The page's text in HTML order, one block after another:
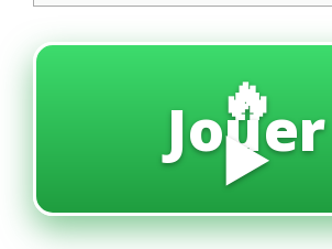
🔥
Jouer
▶️